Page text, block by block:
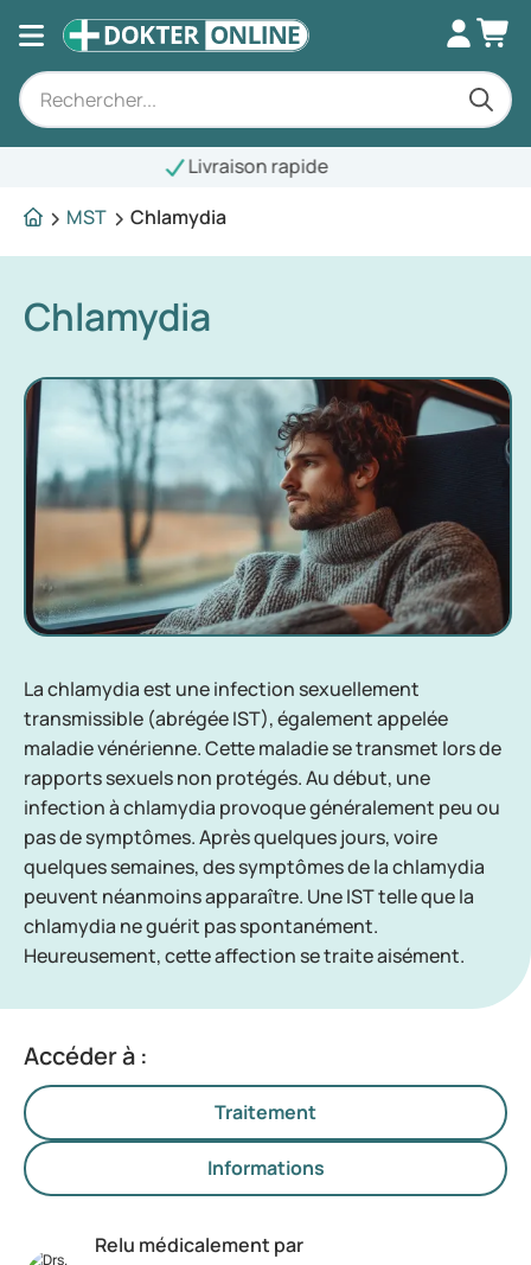
MST
Chlamydia
Chlamydia
La chlamydia est une infection sexuellement
transmissible (abrégée IST), également appelée
maladie vénérienne. Cette maladie se transmet lors de
rapports sexuels non protégés. Au début, une
infection à chlamydia provoque généralement peu ou
pas de symptômes. Après quelques jours, voire
quelques semaines, des symptômes de la chlamydia
peuvent néanmoins apparaître. Une IST telle que la
chlamydia ne guérit pas spontanément.
Heureusement, cette affection se traite aisément.
Accéder à :
Traitement
Informations
Relu médicalement par